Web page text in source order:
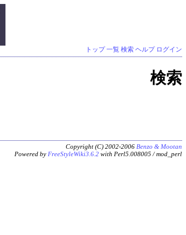
トップ 一覧 検索 ヘルプ ログイン
検索
Copyright (C) 2002-2006 Benzo & Mootan
Powered by FreeStyleWiki3.6.2 with Perl5.008005 / mod_perl